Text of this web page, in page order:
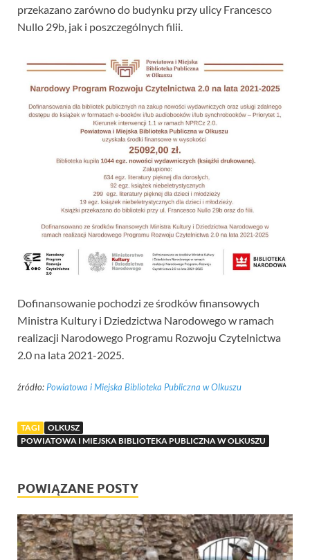
przekazano zarówno do budynku przy ulicy Francesco
Nullo 29b, jak i poszczególnych filii.
Dofinansowanie pochodzi ze środków finansowych
Ministra Kultury i Dziedzictwa Narodowego w ramach
realizacji Narodowego Programu Rozwoju Czytelnictwa
2.0 na lata 2021-2025.
źródło: Powiatowa i Miejska Biblioteka Publiczna w Olkuszu
TAGI
OLKUSZ
POWIATOWA I MIEJSKA BIBLIOTEKA PUBLICZNA W OLKUSZU
POWIĄZANE POSTY